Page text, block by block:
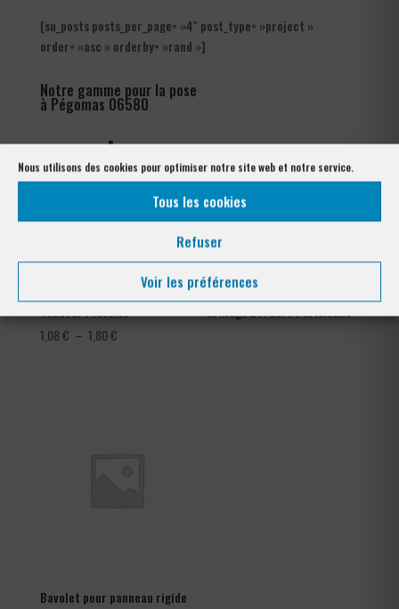
Nous utilisons des cookies pour optimiser notre site web et notre service.
Tous les cookies
Refuser
Voir les préférences
[su_posts posts_per_page= »4″ post_type= »project »
order= »asc » orderby= »rand »]
Notre gamme pour la pose
à Pégomas 06580
Tendeur Plastifié
1,08€ – 1,80€Plage
Grillage Bordure Parisienne
Bavolet pour panneau rigide